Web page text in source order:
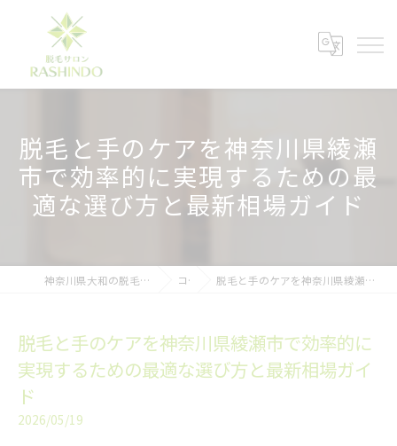
脱毛と手のケアを神奈川県綾瀬
市で効率的に実現するための最
適な選び方と最新相場ガイド
神奈川県大和の脱毛ならメンズ脱毛サロンRASHINDO大和店 コラム 脱毛と手のケアを神奈川県綾瀬市で効率的に実現するための最適な選び方と最新相場ガイド
脱毛と手のケアを神奈川県綾瀬市で効率的に
実現するための最適な選び方と最新相場ガイ
ド
2026/05/19